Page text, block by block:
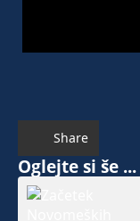
Share
Oglejte si še ...